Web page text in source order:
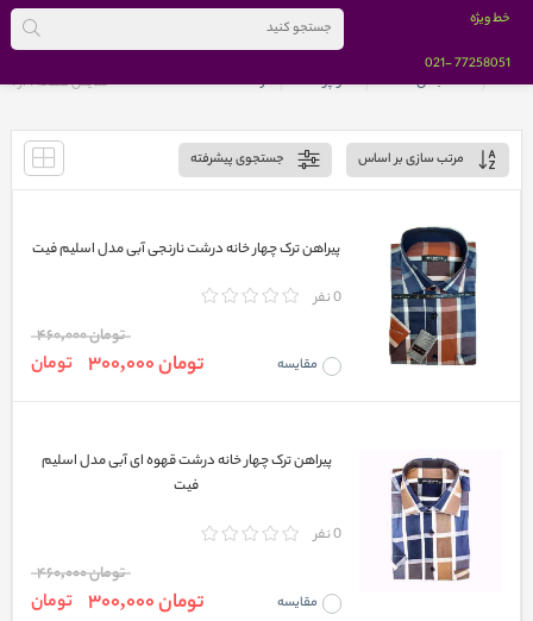
خط ویژه
77258051
-021
خانه
دسته بندی کالاها مد و پوشاک مردانه نمایش صفحه 1 از 1
مرتب سازی بر اساس جستجوی پیشرفته
پیراهن ترک چهار خانه درشت نارنجی آبی مدل اسلیم فیت
0 نفر
مقایسه
تومان 460,000
تومان 300,000 تومان
پیراهن ترک چهار خانه درشت قهوه ای آبی مدل اسلیم
فیت
0 نفر
مقایسه
تومان 460,000
تومان 300,000 تومان